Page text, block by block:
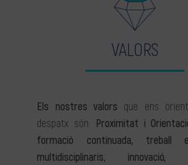
VALORS
Els nostres valors que ens
despatx són: Proximitat i
formació continuada, treball
multidisciplinaris, innovació,